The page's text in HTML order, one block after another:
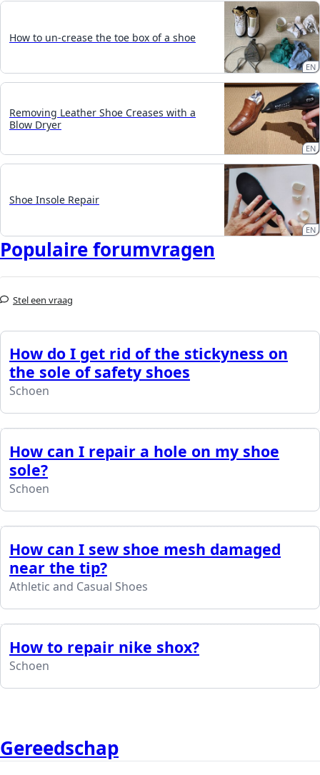
How to un-crease the toe box of a shoe
EN
Removing Leather Shoe Creases with a
Blow Dryer
EN
Shoe Insole Repair
EN
Populaire forumvragen
Stel een vraag
How do I get rid of the stickyness on
the sole of safety shoes
Schoen
How can I repair a hole on my shoe
sole?
Schoen
How can I sew shoe mesh damaged
near the tip?
Athletic and Casual Shoes
How to repair nike shox?
Schoen
Gereedschap